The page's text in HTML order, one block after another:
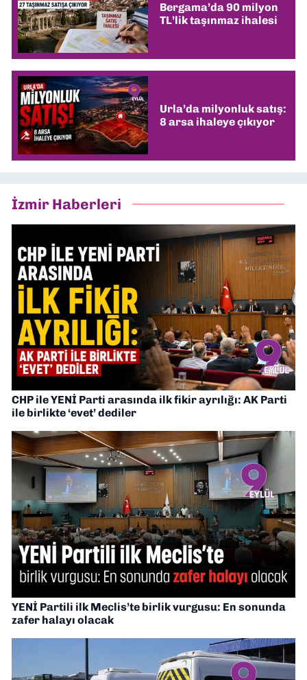
Bergama’da 90 milyon
TL’lik taşınmaz ihalesi
Urla’da milyonluk satış:
8 arsa ihaleye çıkıyor
İzmir Haberleri
CHP ile YENİ Parti arasında ilk fikir ayrılığı: AK Parti
ile birlikte ‘evet’ dediler
YENİ Partili ilk Meclis’te birlik vurgusu: En sonunda
zafer halayı olacak